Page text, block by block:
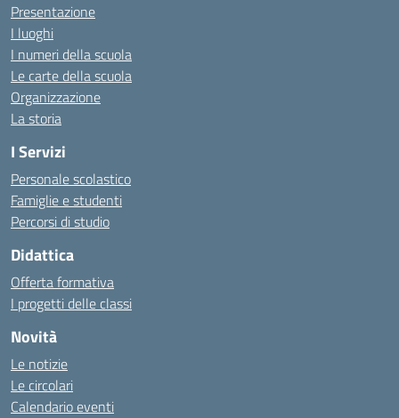
Presentazione
I luoghi
I numeri della scuola
Le carte della scuola
Organizzazione
La storia
I Servizi
Personale scolastico
Famiglie e studenti
Percorsi di studio
Didattica
Offerta formativa
I progetti delle classi
Novità
Le notizie
Le circolari
Calendario eventi